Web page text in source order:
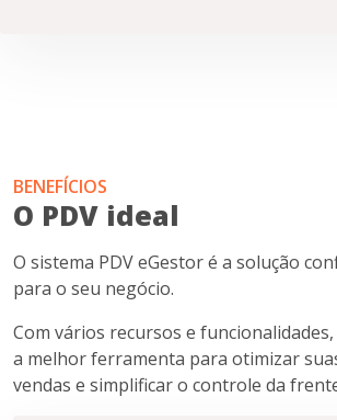
BENEFÍCIOS
O PDV ideal
O sistema PDV eGestor é a solução
para o seu negócio.
Com vários recursos e
a melhor ferramenta para otimizar
vendas e simplificar o controle da